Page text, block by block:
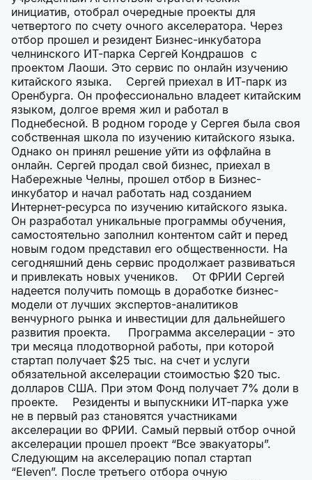
инициатив, отобрал очередные проекты для
четвертого по счету очного акселератора. Через
отбор прошел и резидент Бизнес-инкубатора
челнинского ИТ-парка Сергей Кондрашов с
проектом Лаоши. Это сервис по онлайн изучению
китайского языка. Сергей приехал в ИТ-парк из
Оренбурга. Он профессионально владеет китайским
языком, долгое время жил и работал в
Поднебесной. В родном городе у Сергея была своя
собственная школа по изучению китайского языка.
Однако он принял решение уйти из оффлайна в
онлайн. Сергей продал свой бизнес, приехал в
Набережные Челны, прошел отбор в Бизнес-
инкубатор и начал работать над созданием
Интернет-ресурса по изучению китайского языка.
Он разработал уникальные программы обучения,
самостоятельно заполнил контентом сайт и перед
новым годом представил его общественности. На
сегодняшний день сервис продолжает развиваться
и привлекать новых учеников. От ФРИИ Сергей
надеется получить помощь в доработке бизнес-
модели от лучших экспертов-аналитиков
венчурного рынка и инвестиции для дальнейшего
развития проекта. Программа акселерации - это
три месяца плодотворной работы, при которой
стартап получает $25 тыс. на счет и услуги
обязательной акселерации стоимостью $20 тыс.
долларов США. При этом Фонд получает 7% доли в
проекте. Резиденты и выпускники ИТ-парка уже
не в первый раз становятся участниками
акселерации во ФРИИ. Самый первый отбор очной
акселерации прошел проект “Все эвакуаторы”.
Следующим на акселерацию попал стартап
“Eleven”. После третьего отбора очную